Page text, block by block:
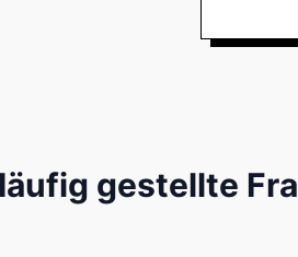
gestellte